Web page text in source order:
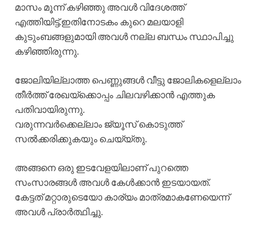
മാസം മൂന്ന് കഴിഞ്ഞു അവൾ വിദേശത്ത്
എത്തിയിട്ട്.ഇതിനോടകം കുറെ മലയാളി
കുടുംബങ്ങളുമായി അവൾ നല്ല ബന്ധം സ്ഥാപിച്ചു
കഴിഞ്ഞിരുന്നു.
ജോലിയില്ലാത്ത പെണ്ണുങ്ങൾ വീട്ടു ജോലികളെല്ലാം
തീർത്ത് രേഖയ്ക്കൊപ്പം ചിലവഴിക്കാൻ എത്തുക
പതിവായിരുന്നു.
വരുന്നവർക്കെല്ലാം ജ്യൂസ് കൊടുത്ത്
സൽക്കരിക്കുകയും ചെയ്യ്തു.
അങ്ങനെ ഒരു ഇടവേളയിലാണ് പുറത്തെ
സംസാരങ്ങൾ അവൾ കേൾക്കാൻ ഇടയായത്.
കേട്ടത് മറ്റാരുടെയോ കാര്യം മാത്രമാകണേയെന്ന്
അവൾ പ്രാർത്ഥിച്ചു.